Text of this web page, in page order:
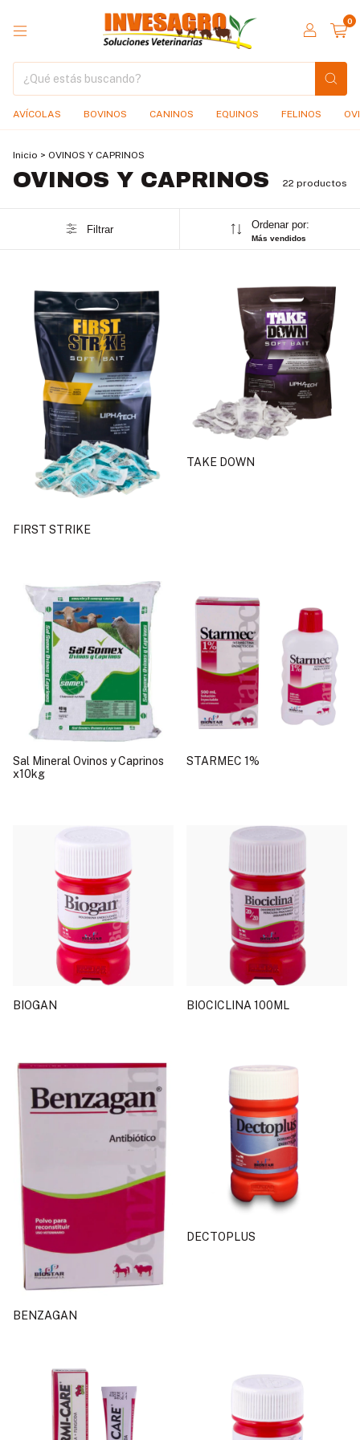
0
AVÍCOLAS BOVINOS CANINOS EQUINOS FELINOS
Inicio > OVINOS Y CAPRINOS
OVINOS Y CAPRINOS 22 productos
Filtrar Ordenar por:
Más vendidos
FIRST STRIKE
TAKE DOWN
Sal Mineral Ovinos y Caprinos
x10kg
STARMEC 1%
BIOGAN BIOCICLINA 100ML
BENZAGAN
DECTOPLUS